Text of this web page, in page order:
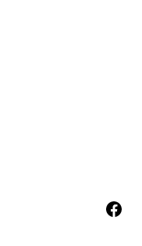
Facebook